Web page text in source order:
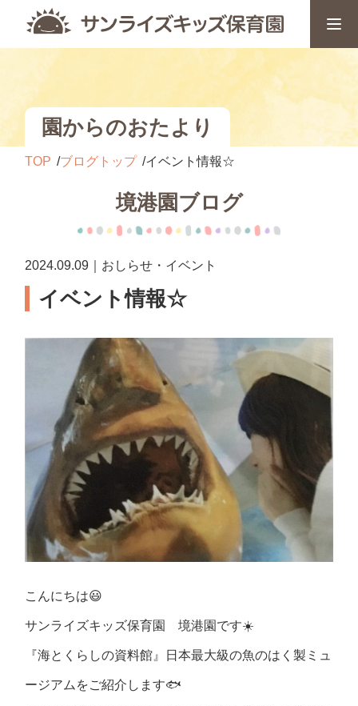
園からのおたより
TOP ブログトップ イベント情報☆
境港園ブログ
2024.09.09｜おしらせ・イベント
イベント情報☆
こんにちは😃
サンライズキッズ保育園 境港園です☀️
『海とくらしの資料館』日本最大級の魚のはく製ミュ
ージアムをご紹介します🐟